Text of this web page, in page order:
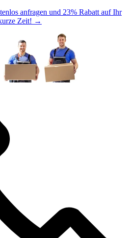
anfragen und 23% Rabatt auf Ihr
Zeit! →